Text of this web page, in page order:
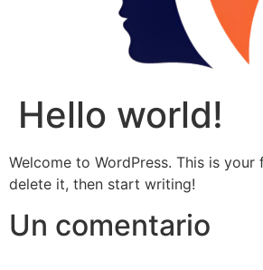
Hello world!
Welcome to WordPress. This is
delete it, then start writing!
Un comentario